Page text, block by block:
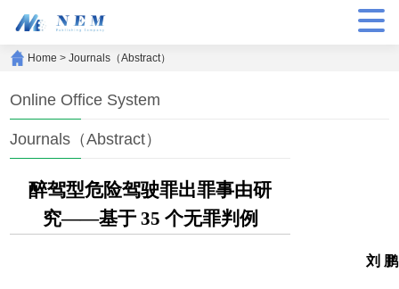
Home >Journals（Abstract）
Online Office System
Journals（Abstract）
醉驾型危险驾驶罪出罪事由研
究——基于 35 个无罪判例
刘